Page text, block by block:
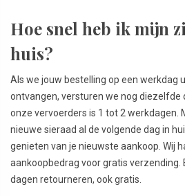
Hoe snel heb ik mijn
huis?
Als we jouw bestelling op een werkdag
ontvangen, versturen we nog diezelfde
onze vervoerders is 1 tot 2 werkdagen.
nieuwe sieraad al de volgende dag in
genieten van je nieuwste aankoop. Wij
aankoopbedrag voor gratis verzending.
dagen retourneren, ook gratis.